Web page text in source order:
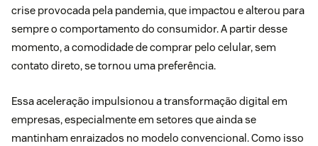
crise provocada pela pandemia, que impactou e alterou para
sempre o comportamento do consumidor. A partir desse
momento, a comodidade de comprar pelo celular, sem
contato direto, se tornou uma preferência.
Essa aceleração impulsionou atransformação digital em
empresas, especialmente em setores que ainda se
mantinham enraizados no modelo convencional. Como isso